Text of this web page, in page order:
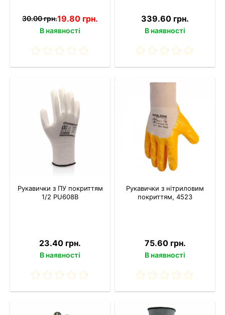
19.80 грн.
30.00 грн.
В наявності
339.60 грн.
В наявності
Рукавички з ПУ покриттям
1/2 PU608B
23.40 грн.
В наявності
Рукавички з нітриловим
покриттям, 4523
75.60 грн.
В наявності